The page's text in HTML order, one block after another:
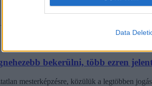
Data
bekerülni, több ezren
mesterképzésre, közülük a legtöbben